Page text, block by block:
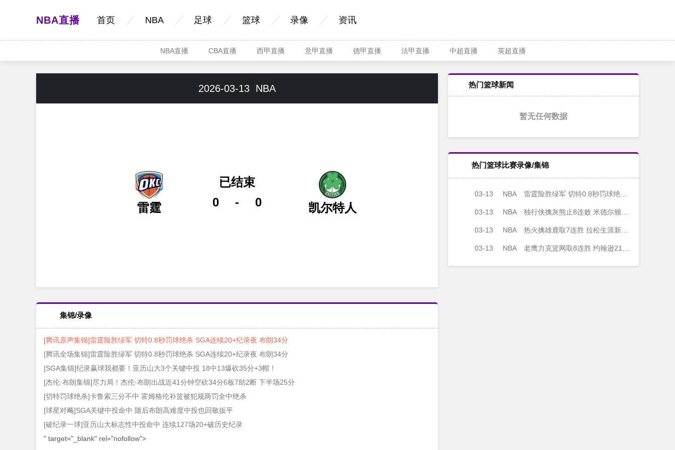
NBA直播 首页 NBA 足球 篮球 录像 资讯
NBA直播 CBA直播 西甲直播 意甲直播 德甲直播 法甲直播 中超直播 英超直播
2026-03-13 NBA
雷霆 0 - 0
已结束
凯尔特人
集锦/录像
[腾讯原声集锦]雷霆险胜绿军 切特0.8秒罚球绝杀 SGA连续20+纪录夜 布朗34分
[腾讯全场集锦]雷霆险胜绿军 切特0.8秒罚球绝杀 SGA连续20+纪录夜 布朗34分
[SGA集锦]纪录赢球我都要！亚历山大3个关键中投 18中13爆砍35分+3帽！
[杰伦·布朗集锦]尽力局！杰伦·布朗出战近41分钟空砍34分6板7助2断 下半场25分
[切特罚球绝杀]卡鲁索三分不中 霍姆格伦补篮被犯规两罚全中绝杀
[球星对飚]SGA关键中投命中 随后布朗高难度中投也回敬扳平
[破纪录一球]亚历山大标志性中投命中 连续127场20+破历史纪录
" target="_blank" rel="nofollow">
热门篮球新闻
暂无任何数据
热门篮球比赛录像/集锦
03-13 NBA 雷霆险胜绿军 切特0.8秒罚球绝杀 SGA连续20+纪录夜 布朗34分
03-13 NBA 独行侠擒灰熊止8连败 米德尔顿35分 弗拉格13+7 加福德22+14
03-13 NBA 热火擒雄鹿取7连胜 拉松生涯新高28分 热巴20中6 字母哥31分
03-13 NBA 老鹰力克篮网取8连胜 约翰逊21+9+9 里萨谢19+9 米诺特24分